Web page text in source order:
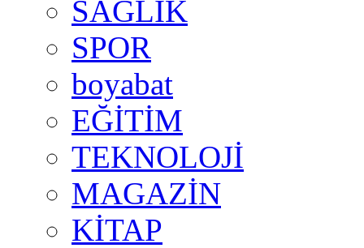
SAĞLIK
SPOR
boyabat
EĞİTİM
TEKNOLOJİ
MAGAZİN
KİTAP